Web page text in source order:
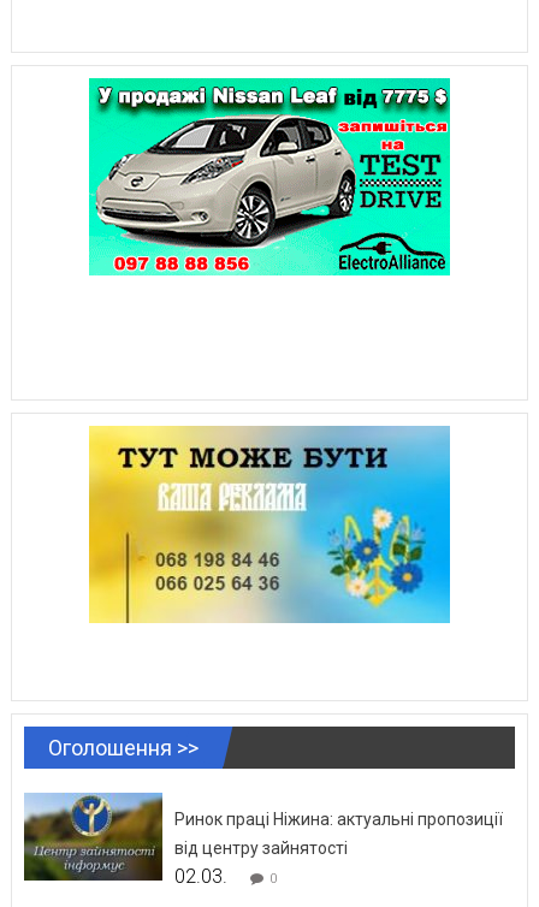
Оголошення >>
Ринок праці Ніжина: актуальні пропозиції
від центру зайнятості
02.03. 0